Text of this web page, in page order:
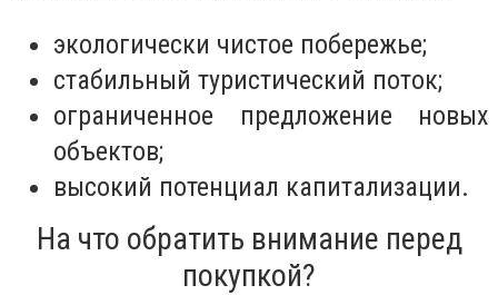
экологически чистое побережье;
стабильный туристический поток;
ограниченное предложение новых
объектов;
высокий потенциал капитализации.
На что обратить внимание перед
покупкой?